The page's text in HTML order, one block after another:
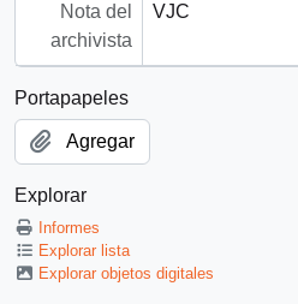
Nota del
archivista
VJC
Portapapeles
Agregar
Explorar
Informes
Explorar lista
Explorar objetos digitales